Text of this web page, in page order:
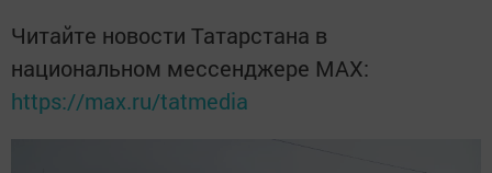
Читайте новости Татарстана в
национальном мессенджере MАХ:
https://max.ru/tatmedia